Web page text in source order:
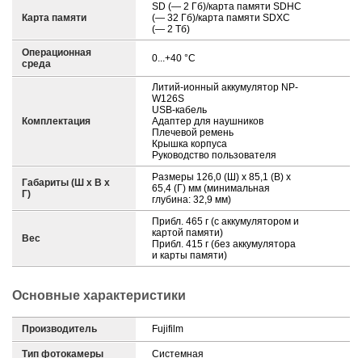
Карта памяти
SD (— 2 Гб)/карта памяти SDHC
(— 32 Гб)/карта памяти SDXC
(— 2 Тб)
Операционная
среда
0...+40 °C
Комплектация
Литий-ионный аккумулятор NP-
W126S
USB-кабель
Адаптер для наушников
Плечевой ремень
Крышка корпуса
Руководство пользователя
Габариты (Ш х В х
Г)
Размеры 126,0 (Ш) x 85,1 (В) x
65,4 (Г) мм (минимальная
глубина: 32,9 мм)
Вес
Прибл. 465 г (с аккумулятором и
картой памяти)
Прибл. 415 г (без аккумулятора
и карты памяти)
Основные характеристики
Производитель Fujifilm
Тип фотокамеры Системная